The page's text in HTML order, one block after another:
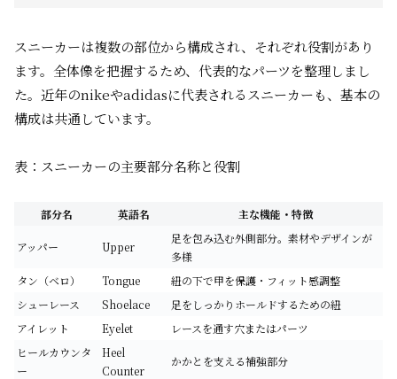
スニーカーは複数の部位から構成され、それぞれ役割があり
ます。全体像を把握するため、代表的なパーツを整理しまし
た。近年のnikeやadidasに代表されるスニーカーも、基本の
構成は共通しています。
表：スニーカーの主要部分名称と役割
部分名 英語名 主な機能・特徴
アッパー Upper
足を包み込む外側部分。素材やデザインが
多様
タン（ベロ）
Tongue
紐の下で甲を保護・フィット感調整
シューレース
Shoelace
足をしっかりホールドするための紐
アイレット
Eyelet
レースを通す穴またはパーツ
ヒールカウンタ
ー
Heel
Counter
かかとを支える補強部分